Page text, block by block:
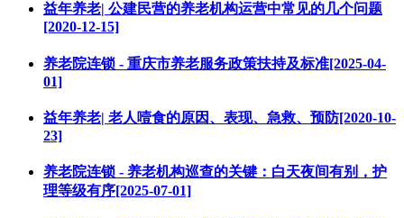
益年养老| 公建民营的养老机构运营中常见的几个问题
[2020-12-15]
养老院连锁 - 重庆市养老服务政策扶持及标准[2025-04-
01]
益年养老| 老人噎食的原因、表现、急救、预防[2020-10-
23]
养老院连锁 - 养老机构巡查的关键：白天夜间有别，护
理等级有序[2025-07-01]